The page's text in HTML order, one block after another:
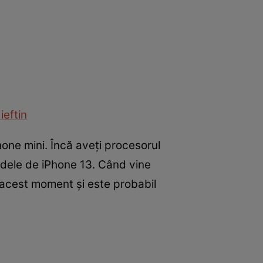
mini. Încă aveți procesorul
de iPhone 13. Când vine
moment și este probabil